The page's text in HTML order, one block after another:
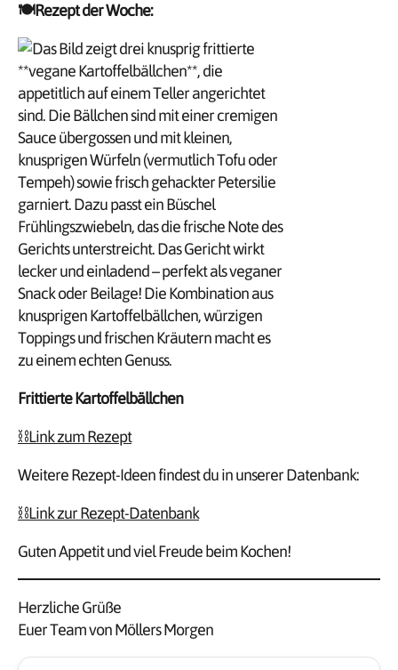
🍽️Rezept der Woche:
Frittierte Kartoffelbällchen
⛓️Link zum Rezept
Weitere Rezept-Ideen findest du in unserer Datenbank:
⛓️Link zur Rezept-Datenbank
Guten Appetit und viel Freude beim Kochen!
Herzliche Grüße
Euer Team von Möllers Morgen